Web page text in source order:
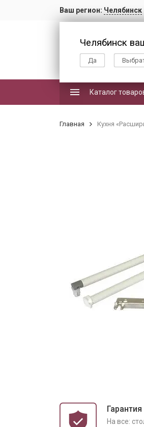
Ваш регион: Челябинск
Челябинск
Да
Каталог
Главная Кухня
На все: